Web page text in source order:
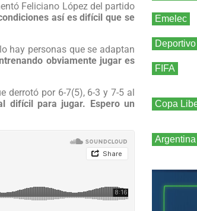
Feliciano López del partido
así es difícil que se
hay personas que se adaptan
obviamente jugar es
derrotó por 6-7(5), 6-3 y 7-5 al
difícil para jugar. Espero un
Emelec
FIFA
Copa
Argentina